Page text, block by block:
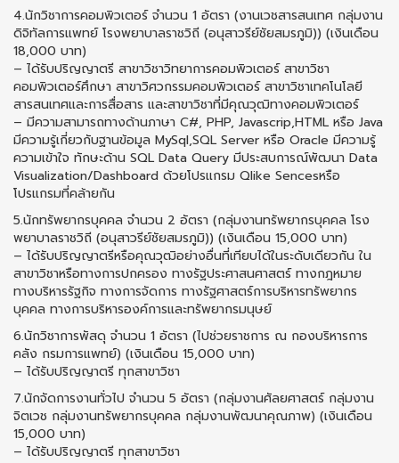
4.นักวิชาการคอมพิวเตอร์ จํานวน 1 อัตรา (งานเวชสารสนเทศ กลุ่มงาน
ดิจิทัลการแพทย์ โรงพยาบาลราชวิถี (อนุสาวรีย์ชัยสมรภูมิ)) (เงินเดือน
18,000 บาท)
– ได้รับปริญญาตรี สาขาวิชาวิทยาการคอมพิวเตอร์ สาขาวิชา
คอมพิวเตอร์ศึกษา สาขาวิศวกรรมคอมพิวเตอร์ สาขาวิชาเทคโนโลยี
สารสนเทศและการสื่อสาร และสาขาวิชาที่มีคุณวุฒิทางคอมพิวเตอร์
– มีความสามารถทางด้านภาษา C#, PHP, Javascrip,HTML หรือ Java
มีความรู้เกี่ยวกับฐานข้อมูล MySql,SQL Server หรือ Oracle มีความรู้
ความเข้าใจ ทักษะด้าน SQL Data Query มีประสบการณ์พัฒนา Data
Visualization/Dashboard ด้วยโปรแกรม Qlike Sencesหรือ
โปรแกรมที่คล้ายกัน
5.นักทรัพยากรบุคคล จํานวน 2 อัตรา (กลุ่มงานทรัพยากรบุคคล โรง
พยาบาลราชวิถี (อนุสาวรีย์ชัยสมรภูมิ)) (เงินเดือน 15,000 บาท)
– ได้รับปริญญาตรีหรือคุณวุฒิอย่างอื่นที่เทียบได้ในระดับเดียวกัน ใน
สาขาวิชาหรือทางการปกครอง ทางรัฐประศาสนศาสตร์ ทางกฎหมาย
ทางบริหารรัฐกิจ ทางการจัดการ ทางรัฐศาสตร์การบริหารทรัพยากร
บุคคล ทางการบริหารองค์การและทรัพยากรมนุษย์
6.นักวิชาการพัสดุ จํานวน 1 อัตรา (ไปช่วยราชการ ณ กองบริหารการ
คลัง กรมการแพทย์) (เงินเดือน 15,000 บาท)
– ได้รับปริญญาตรี ทุกสาขาวิชา
7.นักจัดการงานทั่วไป จํานวน 5 อัตรา (กลุ่มงานศัลยศาสตร์ กลุ่มงาน
จิตเวช กลุ่มงานทรัพยากรบุคคล กลุ่มงานพัฒนาคุณภาพ) (เงินเดือน
15,000 บาท)
– ได้รับปริญญาตรี ทุกสาขาวิชา